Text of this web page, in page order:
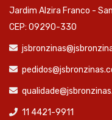
Jardim Alzira Franco -
CEP: 09290-330
11 4421-9911